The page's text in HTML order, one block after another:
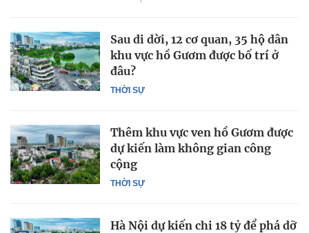
THỜI SỰ
Sau di dời, 12 cơ quan, 35 hộ dân
khu vực hồ Gươm được bố trí ở
đâu?
THỜI SỰ
Thêm khu vực ven hồ Gươm được
dự kiến làm không gian công
cộng
Hà Nội dự kiến chi 18 tỷ để phá dỡ